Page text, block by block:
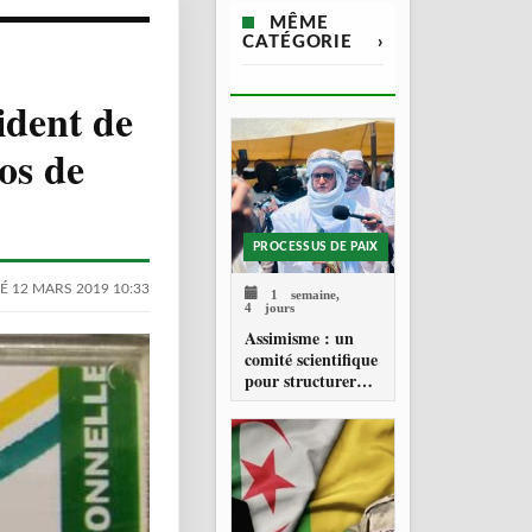
de
de
12 MARS 2019 10:33
MÊME
CATÉGORIE
›
PROCESSUS DE PAIX
1 semaine,
4 jours
Assimisme : un
comité scientifique
pour structurer
une doctrine de la
refondation